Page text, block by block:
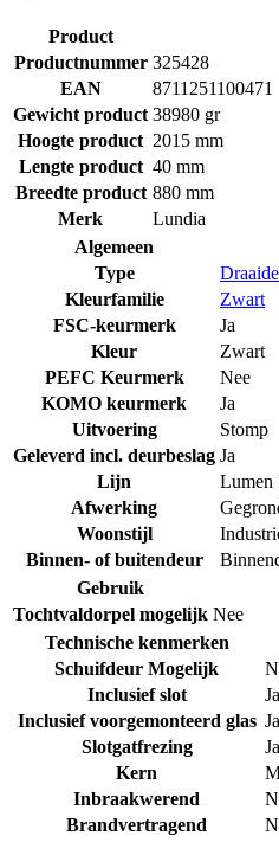
Product
Productnummer 325428
EAN
8711251100471
Gewicht product 38980 gr
Hoogte product 2015 mm
Lengte product 40 mm
Breedte product 880 mm
Merk
Lundia
Algemeen
Type
Kleurfamilie
Zwart
FSC-keurmerk
Ja
Kleur
Zwart
PEFC Keurmerk
Nee
KOMO keurmerk
Ja
Uitvoering
Stomp
Geleverd incl. deurbeslag Ja
Lijn
Lumen
Afwerking
Woonstijl
Binnen- of buitendeur
Gebruik
Tochtvaldorpel mogelijk Nee
Technische kenmerken
Schuifdeur Mogelijk
Inclusief slot
Ja
Inclusief voorgemonteerd glas Ja
Slotgatfrezing
Ja
Kern
Inbraakwerend
Brandvertragend